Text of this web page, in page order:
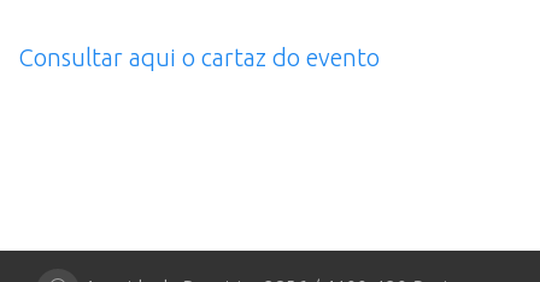
Consultar aqui o cartaz do evento